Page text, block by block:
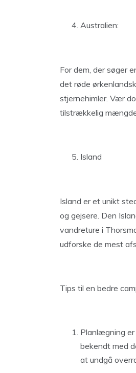
Australien:
For dem, der søger
det røde
stjernehimler. Vær
tilstrækkelig
Island
Island er et unikt
og gejsere. Den
vandreture i
udforske de mest
Tips til en bedre
Planlægning er
bekendt med
at undgå